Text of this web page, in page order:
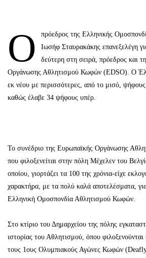
Ο
πρόεδρος της Ελληνικής
Ιωσήφ Σταυρακάκης επανεξελέγη
δεύτερη στη σειρά, πρόεδρος και
Οργάνωσης Αθλητισμού Κωφών (EDSO). Ο
εκ νέου με περισσότερες, από το μισό,
καθώς έλαβε 34 ψήφους υπέρ.
Το συνέδριο της Ευρωπαϊκής Οργάνωσης
που φιλοξενείται στην πόλη Μέχελεν του
οποίου, γιορτάζει τα 100 της χρόνια-είχε
χαρακτήρα, με τα πολύ καλά αποτελέσματα,
Ελληνική Ομοσπονδία Αθλητισμού Κωφών.
Στο κτίριο του Δημαρχείου της πόλης
ιστορίας του Αθλητισμού, όπου
τους 1ους Ολυμπιακούς Αγώνες Κωφών